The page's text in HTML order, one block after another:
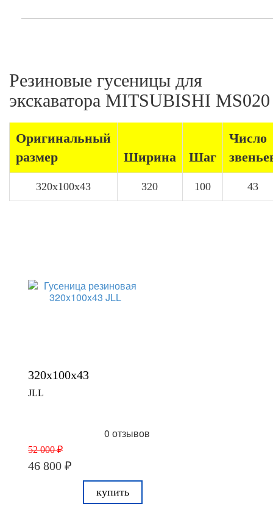
Резиновые гусеницы для
экскаватора MITSUBISHI MS020
Оригинальный
размер
Ширина Шаг
Число
320x100x43 320 100 43
320x100x43
JLL
0 отзывов
52 000 ₽
46 800 ₽
купить